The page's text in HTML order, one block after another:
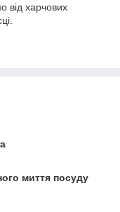
від харчових
миття посуду